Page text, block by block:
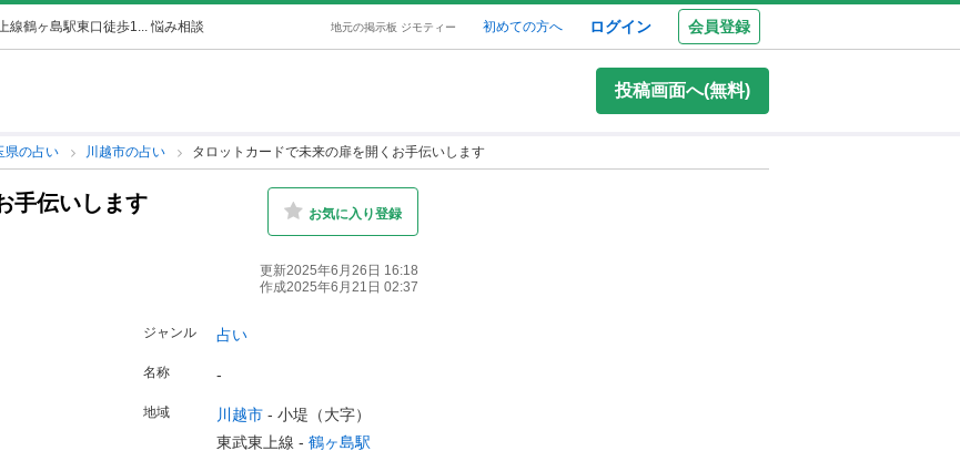
線鶴ヶ島駅東口徒歩1... 悩み相談 地元の掲示板 ジモティー 初めての方へ ログイン 会員登録
投稿画面へ(無料)
県の占い 川越市の占い タロットカードで未来の扉を開くお手伝いします
手伝いします お気に入り登録
更新2025年6月26日 16:18
作成2025年6月21日 02:37
ジャンル 占い
名称 -
地域 川越市 - 小堤（大字）
東武東上線 - 鶴ヶ島駅